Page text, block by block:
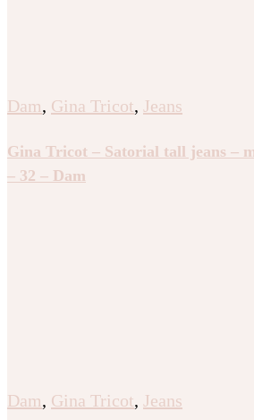
Dam, Gina Tricot, Jeans
Gina Tricot – Satorial tall jeans –
– 32 – Dam
Dam, Gina Tricot, Jeans